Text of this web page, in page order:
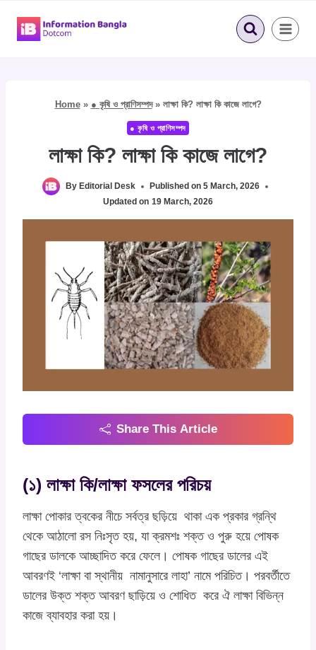
Home» ● কৃষি ও প্রাণিসম্পদ» লাক্ষা কি? লাক্ষা কি কাজে লাগে?
● কৃষি ও প্রাণিসম্পদ
লাক্ষা কি? লাক্ষা কি কাজে লাগে?
By Editorial Desk Published on 5 March, 2026
Updated on 19 March, 2026
Share This Article
(১) লাক্ষা কি/লাক্ষা ফসলের পরিচয়
লাক্ষা পোকার ত্বকের নীচে সর্বত্র ছড়িয়ে থাকা এক প্রকার গ্রন্থি
থেকে আঠালো রস নিঃসৃত হয়, যা ক্রমশঃ শক্ত ও পুরু হয়ে পোষক
গাছের ডালকে আচ্ছাদিত করে ফেলে। পোষক গাছের ডালের এই
আবরণই ‘লাক্ষা বা স্থানীয় নামানুসারে লাহা’ নামে পরিচিত। পরবর্তীতে
ডালের উক্ত শক্ত আবরণ ছাড়িয়ে ও শোধিত করে ঐ লাক্ষা বিভিন্ন
কাজে ব্যাবহার করা হয়।